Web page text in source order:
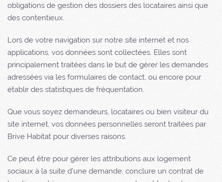
obligations de gestion des dossiers des locataires ainsi que
des contentieux.
Lors de votre navigation sur notre site internet et nos
applications, vos données sont collectées. Elles sont
principalement traitées dans le but de gérer les demandes
adressées via les formulaires de contact, ou encore pour
établir des statistiques de fréquentation.
Que vous soyez demandeurs, locataires ou bien visiteur du
site internet, vos données personnelles seront traitées par
Brive Habitat pour diverses raisons.
Ce peut être pour gérer les attributions aux logement
sociaux à la suite d’une demande, conclure un contrat de